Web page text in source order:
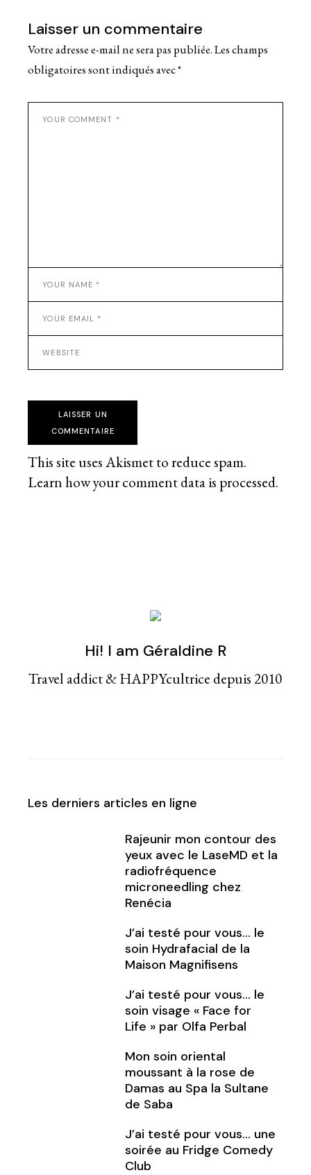
Laisser un commentaire
Votre adresse e-mail ne sera pas publiée.Les champs
obligatoires sont indiqués avec*
LAISSER UN
COMMENTAIRE
This site uses Akismet to reduce spam.
Learn how your comment data is processed.
Hi! I am Géraldine R
Travel addict & HAPPYcultrice depuis 2010
Les derniers articles en ligne
Rajeunir mon contour des
yeux avec le LaseMD et la
radiofréquence
microneedling chez
Renécia
J’ai testé pour vous… le
soin Hydrafacial de la
Maison Magnifisens
J’ai testé pour vous… le
soin visage « Face for
Life » par Olfa Perbal
Mon soin oriental
moussant à la rose de
Damas au Spa la Sultane
de Saba
J’ai testé pour vous… une
soirée au Fridge Comedy
Club